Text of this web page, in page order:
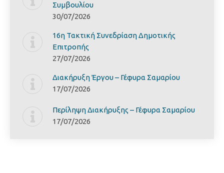
Συμβουλίου
30/07/2026
16η Τακτική Συνεδρίαση Δημοτικής
Επιτροπής
27/07/2026
Διακήρυξη Έργoυ – Γέφυρα Σαμαρίoυ
17/07/2026
Περίληψη Διακήρυξης – Γέφυρα Σαμαρίoυ
17/07/2026